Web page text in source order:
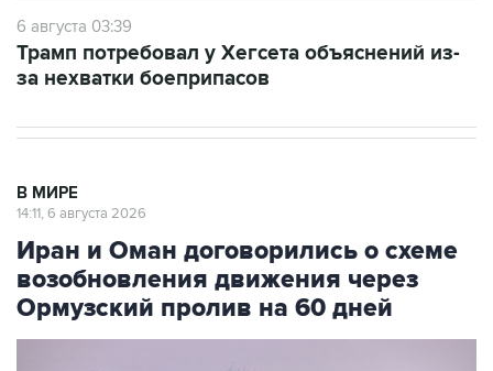
6 августа 03:39
Трамп потребовал у Хегсета объяснений из-
за нехватки боеприпасов
В МИРЕ
14:11, 6 августа 2026
Иран и Оман договорились о схеме
возобновления движения через
Ормузский пролив на 60 дней